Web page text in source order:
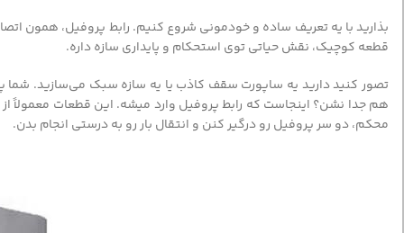
بذارید با یه تعریف ساده و خودمونی شروع کنیم. رابط پروفیل، همون
قطعه کوچیک، نقش حیاتی توی استحکام و پایداری سازه داره.
تصور کنید دارید یه ساپورت سقف کاذب یا یه سازه سبک می‌سازید.
هم جدا نشن؟ اینجاست که رابط پروفیل وارد میشه. این قطعات
محکم، دو سر پروفیل رو درگیر کنن و انتقال بار رو به درستی انجام بدن.